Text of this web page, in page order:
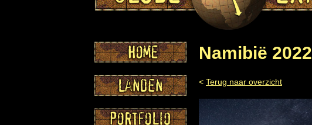
Namibië 2022
< Terug naar overzicht